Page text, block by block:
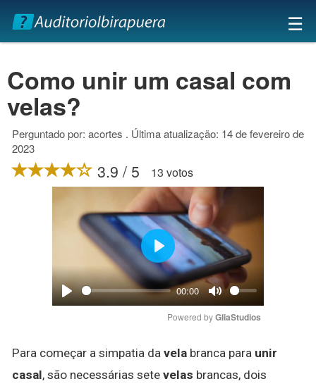
×
☰
Como unir um casal com
velas?
Perguntado por: acortes . Última atualização: 14 de fevereiro de
2023
3.9 / 5 13 votos
Play
00:00
Mute
Play
Powered by GliaStudios
Para começar a simpatia da vela branca para unir
casal, são necessárias sete velas brancas, dois